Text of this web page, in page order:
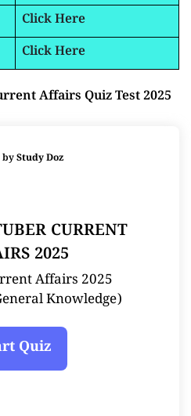
Click Here
Click Here
Affairs Quiz Test 2025
byStudy Doz
CURRENT
2025
Affairs 2025
General Knowledge)